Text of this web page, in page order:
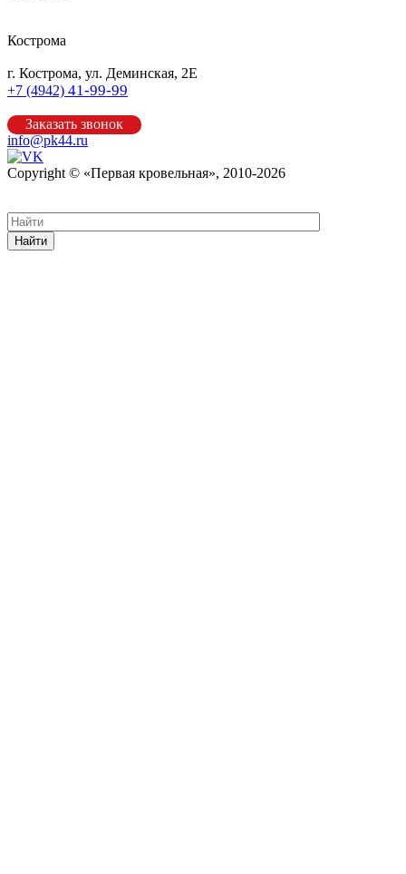
Кострома
г. Кострома, ул. Деминская, 2Е
+7 (4942) 41-99-99
Заказать звонок
info@pk44.ru
Copyright © «Первая кровельная», 2010-2026
Найти